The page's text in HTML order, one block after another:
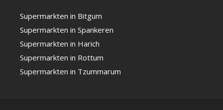
Supermarkten in Bitgum
Supermarkten in Spankeren
Supermarkten in Harich
Supermarkten in Rottum
Supermarkten in Tzummarum